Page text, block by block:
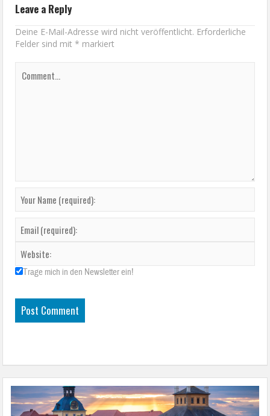
Leave a Reply
Deine E-Mail-Adresse wird nicht veröffentlicht. Erforderliche
Felder sind mit* markiert
Trage mich in den Newsletter ein!